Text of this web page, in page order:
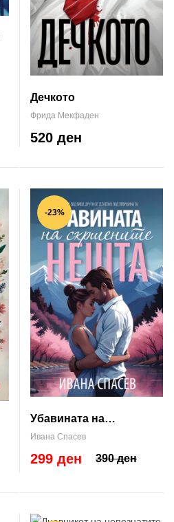
Дечкото
Фрида Мекфаден
520 ден
-23%
Убавината на
скршените нешта
Ивана Спасев
390 ден
299 ден